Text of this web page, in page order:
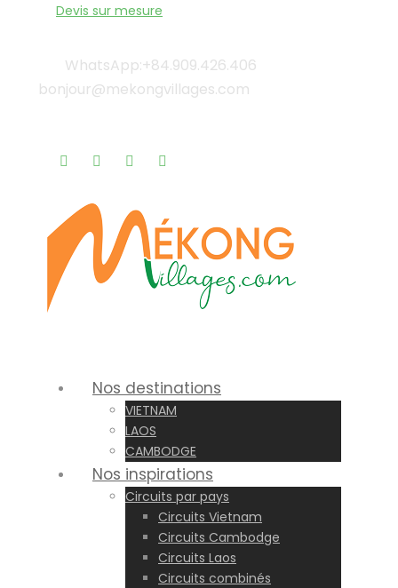
Devis sur mesure
WhatsApp:+84.909.426.406
bonjour@mekongvillages.com
Nos destinations
VIETNAM
LAOS
CAMBODGE
Nos inspirations
Circuits par pays
Circuits Vietnam
Circuits Cambodge
Circuits Laos
Circuits combinés